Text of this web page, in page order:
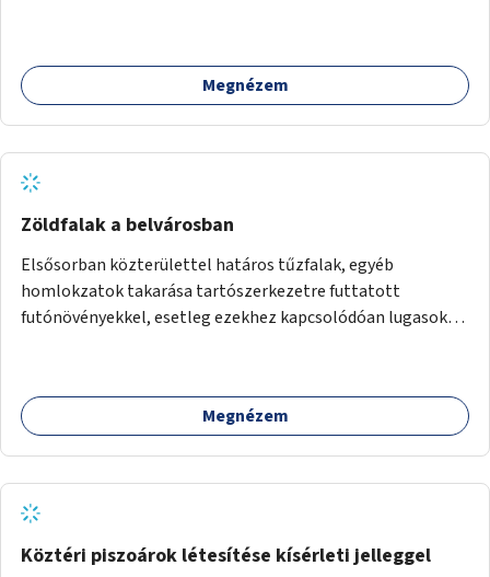
Megnézem
Zöldfalak a belvárosban
Elsősorban közterülettel határos tűzfalak, egyéb
homlokzatok takarása tartószerkezetre futtatott
futónövényekkel, esetleg ezekhez kapcsolódóan lugasok
nincs lehetőség.
Megnézem
Köztéri piszoárok létesítése kísérleti jelleggel